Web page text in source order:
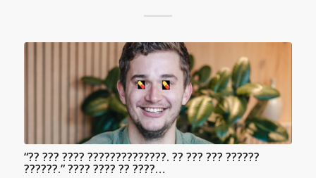
“?? ??? ???? ??????????????. ?? ??? ??? ??????
??????.” ???? ???? ?? ????…